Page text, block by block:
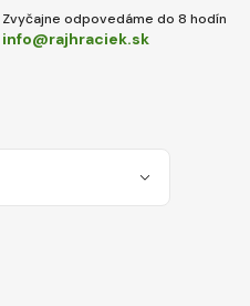
Zvyčajne odpovedáme do 8 hodín
info@rajhraciek.sk